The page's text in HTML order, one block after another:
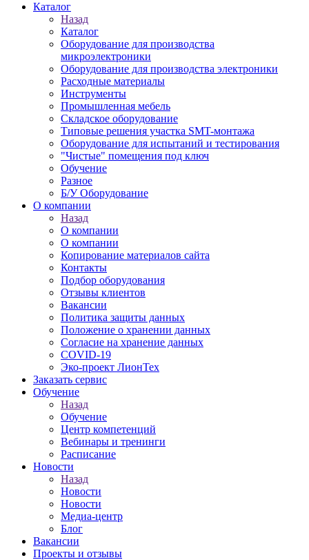
Каталог
Назад
Каталог
Оборудование для производства
микроэлектроники
Оборудование для производства электроники
Расходные материалы
Инструменты
Промышленная мебель
Складское оборудование
Типовые решения участка SMT-монтажа
Оборудование для испытаний и тестирования
"Чистые" помещения под ключ
Обучение
Разное
Б/У Оборудование
О компании
Назад
О компании
О компании
Копирование материалов сайта
Контакты
Подбор оборудования
Отзывы клиентов
Вакансии
Политика защиты данных
Положение о хранении данных
Согласие на хранение данных
COVID-19
Эко-проект ЛионТех
Заказать сервис
Обучение
Назад
Обучение
Центр компетенций
Вебинары и тренинги
Расписание
Новости
Назад
Новости
Новости
Медиа-центр
Блог
Вакансии
Проекты и отзывы